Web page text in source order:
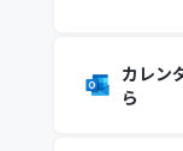
カレン
ら